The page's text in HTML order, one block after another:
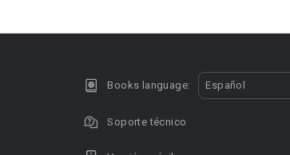
Books language: Español
Soporte técnico